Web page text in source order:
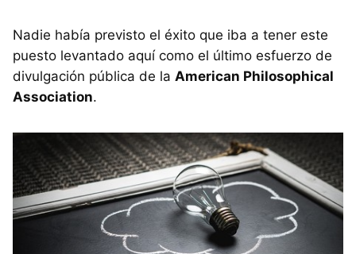
Nadie había previsto el éxito que iba a tener este
puesto levantado aquí como el último esfuerzo de
divulgación pública de la American Philosophical
Association.